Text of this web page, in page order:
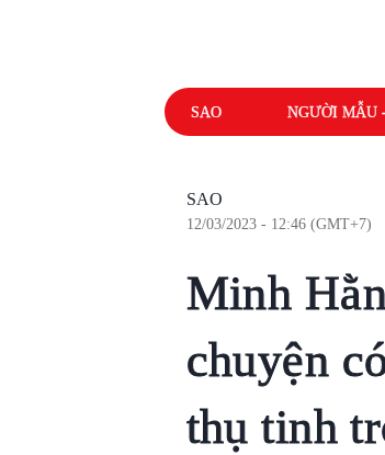
SAO NGƯỜI MẪU
SAO
12/03/2023 - 12:46 (GMT+7)
Minh
chuyện
thụ tinh